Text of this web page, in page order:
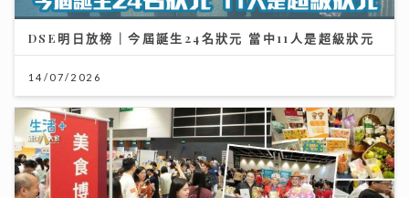
DSE明日放榜｜今屆誕生24名狀元 當中11人是超級狀元
14/07/2026